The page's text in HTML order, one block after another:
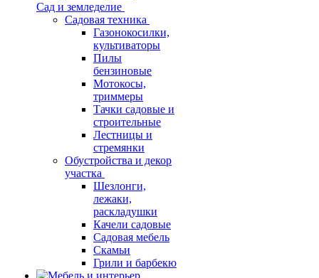
Сад и земледелие
Садовая техника
Газонокосилки,
культиваторы
Пилы
бензиновые
Мотокосы,
триммеры
Тачки садовые и
строительные
Лестницы и
стремянки
Обустройства и декор
участка
Шезлонги,
лежаки,
раскладушки
Качели садовые
Садовая мебель
Скамьи
Грили и барбекю